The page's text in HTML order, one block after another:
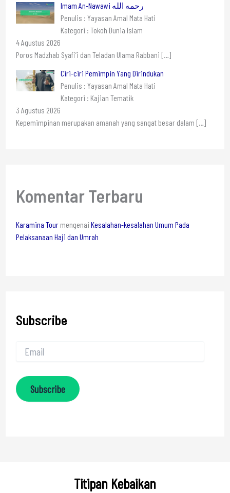
Imam An-Nawawi رحمه الله
Penulis : Yayasan Amal Mata Hati
Kategori : Tokoh Dunia Islam
4 Agustus 2026
Poros Madzhab Syafi’i dan Teladan Ulama Rabbani […]
Ciri-ciri Pemimpin Yang Dirindukan
Penulis : Yayasan Amal Mata Hati
Kategori : Kajian Tematik
3 Agustus 2026
Kepemimpinan merupakan amanah yang sangat besar dalam […]
Komentar Terbaru
Karamina Tourmengenai Kesalahan-kesalahan Umum Pada
Pelaksanaan Haji dan Umrah
Subscribe
Subscribe
Titipan Kebaikan